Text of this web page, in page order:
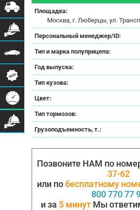
Площадка:
Москва, г. Люберцы, ул.
Персональный менеджер/ID:
Тип и марка полуприцепа:
Год выпуска:
Тип кузова:
Цвет:
Тип тормозов:
Грузоподъемность, т.:
Позвоните НАМ по
37-62
или побесплатному
800 770 77
и за 5 минут Мы